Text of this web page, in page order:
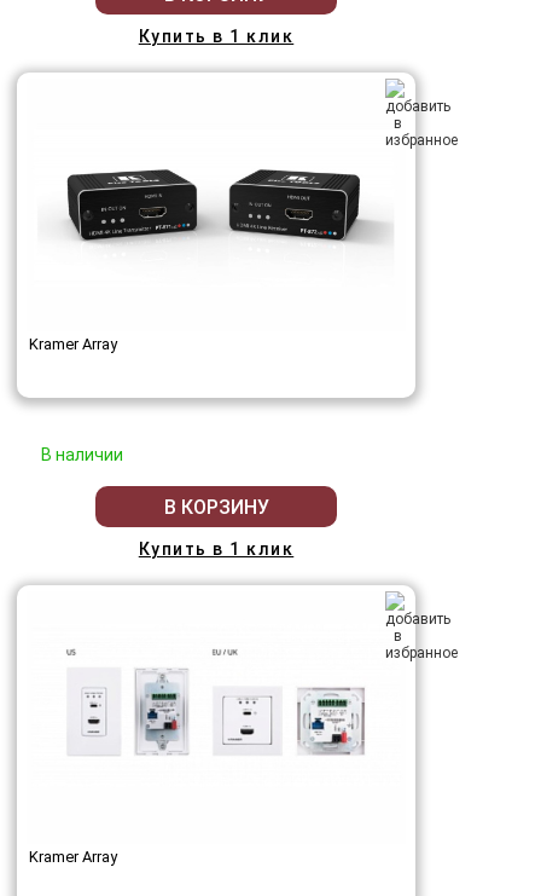
Купить в 1 клик
Kramer Array
В наличии
В КОРЗИНУ
Купить в 1 клик
Kramer Array